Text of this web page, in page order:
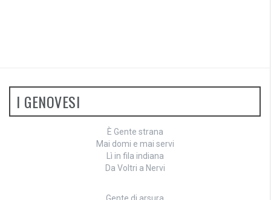
I GENOVESI
È Gente strana
Mai domi e mai servi
Lì in fila indiana
Da Voltri a Nervi
Gente di arsura